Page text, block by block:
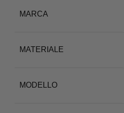
MARCA
MATERIALE
MODELLO